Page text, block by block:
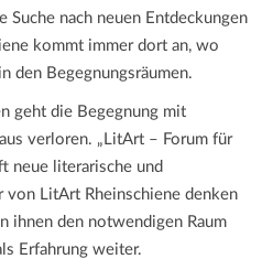
Suche nach neuen Entdeckungen
kommt immer dort an, wo
den Begegnungsräumen.
geht die Begegnung mit
verloren. „LitArt – Forum für
neue literarische und
von LitArt Rheinschiene denken
ihnen den notwendigen Raum
Erfahrung weiter.